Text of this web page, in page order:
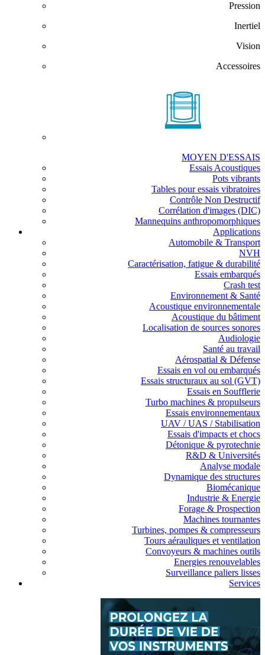
Pression
Inertiel
Vision
Accessoires
MOYEN D'ESSAIS
Essais Acoustiques
Pots vibrants
Tables pour essais vibratoires
Contrôle Non Destructif
Corrélation d'images (DIC)
Mannequins anthropomorphiques
Applications
Automobile & Transport
NVH
Caractérisation, fatigue & durabilité
Essais embarqués
Crash test
Environnement & Santé
Acoustique environnementale
Acoustique du bâtiment
Localisation de sources sonores
Audiologie
Santé au travail
Aérospatial & Défense
Essais en vol ou embarqués
Essais structuraux au sol (GVT)
Essais en Soufflerie
Turbo machines & propulseurs
Essais environnementaux
UAV / UAS / Stabilisation
Essais d'impacts et chocs
Détonique & pyrotechnie
R&D & Universités
Analyse modale
Dynamique des structures
Biomécanique
Industrie & Energie
Forage & Prospection
Machines tournantes
Turbines, pompes & compresseurs
Tours aérauliques et ventilation
Convoyeurs & machines outils
Energies renouvelables
Surveillance paliers lisses
Services